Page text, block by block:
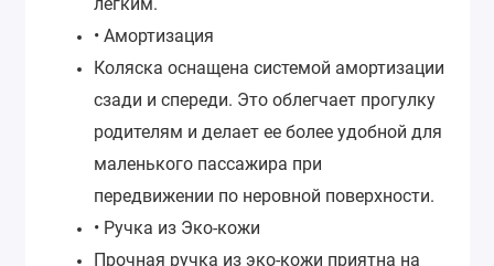
• Амортизация
Коляска оснащена системой амортизации
сзади и спереди. Это облегчает прогулку
родителям и делает ее более удобной для
маленького пассажира при
передвижении по неровной поверхности.
• Ручка из Эко-кожи
Прочная ручка из эко-кожи приятна на